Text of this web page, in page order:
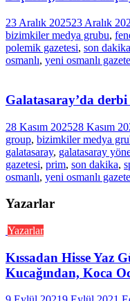
23 Aralık 202523 Aralık
bizimkiler medya grubu,
polemik gazetesi, son dakika
osmanlı, yeni osmanlı
Galatasaray’da
28 Kasım 202528 Kasım
group, bizimkiler medya
galatasaray, galatasaray
gazetesi, prim, son dakika,
osmanlı, yeni osmanlı
Yazarlar
Yazarlar
Kıssadan Hisse Yaz
Kucağından, Koca